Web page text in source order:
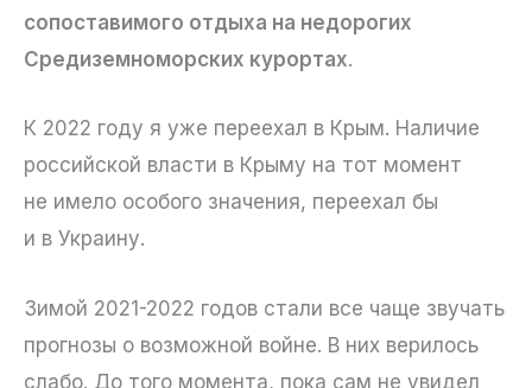
сопоставимого отдыха на недорогих
Средиземноморских курортах.
К 2022 году я уже переехал в Крым. Наличие
российской власти в Крыму на тот момент
не имело особого значения, переехал бы
и в Украину.
Зимой 2021-2022 годов стали все чаще звучать
прогнозы о возможной войне. В них верилось
слабо. До того момента, пока сам не увидел